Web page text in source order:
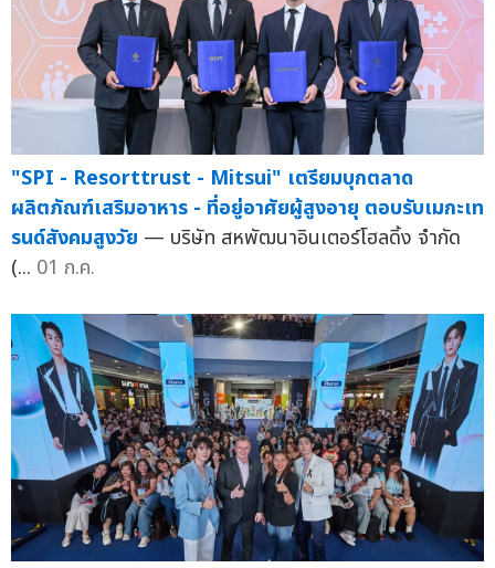
"SPI - Resorttrust - Mitsui" เตรียมบุกตลาด
ผลิตภัณฑ์เสริมอาหาร - ที่อยู่อาศัยผู้สูงอายุ ตอบรับเมกะเท
รนด์สังคมสูงวัย — บริษัท สหพัฒนาอินเตอร์โฮลดิ้ง จำกัด
(... 01 ก.ค.